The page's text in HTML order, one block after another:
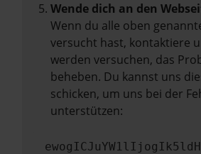
Wende dich an den
Wenn du alle oben
versucht hast, kontaktiere
werden versuchen, das
beheben. Du kannst uns
schicken, um uns bei der
unterstützen: